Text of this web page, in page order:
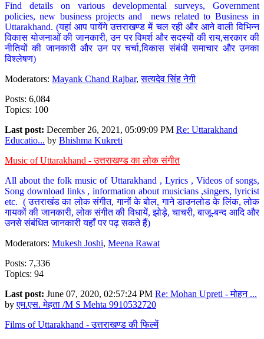
Find details on various developmental surveys, Government
policies, new business projects and news related to Business in
Uttarakhand. (यहां आप पायेंगे उत्तराखण्ड में चल रही और आने वाली विभिन्न
विकास योजनाओं की जानकारी, उन पर विमर्श और सदस्यों की राय,सरकार की
नीतियों की जानकारी और उन पर चर्चा,विकास संबंधी समाचार और उनका
विश्लेषण)
Moderators: Mayank Chand Rajbar,सत्यदेव सिंह नेगी
Posts: 6,084
Topics: 100
Last post: December 26, 2021, 05:09:09 PM Re: Uttarakhand
Educatio... by Bhishma Kukreti
Music of Uttarakhand - उत्तराखण्ड का लोक संगीत
All about the folk music of Uttarakhand , Lyrics , Videos of songs,
Song download links , information about musicians ,singers, lyricist
etc. ( उत्तराखंड का लोक संगीत, गानों के बोल, गाने डाउनलोड के लिंक, लोक
गायकों की जानकारी, लोक संगीत की विधायें, झोड़े, चाचरी, बाजू-बन्द आदि और
उनसे संबंधित जानकारी यहाँ पर पढ़ सकते हैं)
Moderators: Mukesh Joshi, Meena Rawat
Posts: 7,336
Topics: 94
Last post: June 07, 2020, 02:57:24 PM Re: Mohan Upreti - मोहन ...
byएम.एस. मेहता /M S Mehta 9910532720
Films of Uttarakhand - उत्तराखण्ड की फिल्में